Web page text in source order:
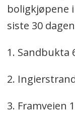
boligkjøpene
siste 30
1. Sandbukta
2.
3. Framveien